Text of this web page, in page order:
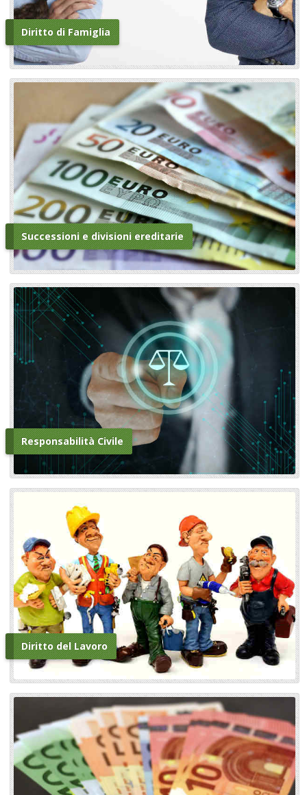
Diritto di Famiglia
Successioni e divisioni ereditarie
Responsabilità Civile
Diritto del Lavoro